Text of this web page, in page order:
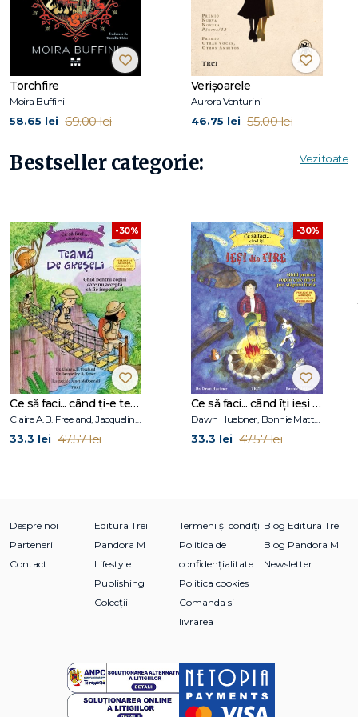
se confruntǎ cu nesiguranțe, griji, stres și gânduri anxioase.
Torchfire
Moira Buffini
58.65 lei 69.00 lei
Verișoarele
Aurora Venturini
46.75 lei 55.00 lei
Bestseller categorie: Vezi toate
-30%
Ce să faci... când ți-e teamă de greșeli. Ghid pentru copiii care nu acceptă să fie imperfecți
Claire A.B. Freeland, Jacqueline B. Toner, Janet McDonnell
33.3 lei 47.57 lei
-30%
Ce să faci... când îţi ieşi din fire. Ghid pentru copiii care nu-şi pot stăpâni furia
Dawn Huebner, Bonnie Matthews
33.3 lei 47.57 lei
Despre noi
Parteneri
Contact
Editura Trei
Pandora M
Lifestyle
Publishing
Colecții
Termeni și condiții
Politica de
confidențialitate
Politica cookies
Comanda si
livrarea
Blog Editura Trei
Blog Pandora M
Newsletter